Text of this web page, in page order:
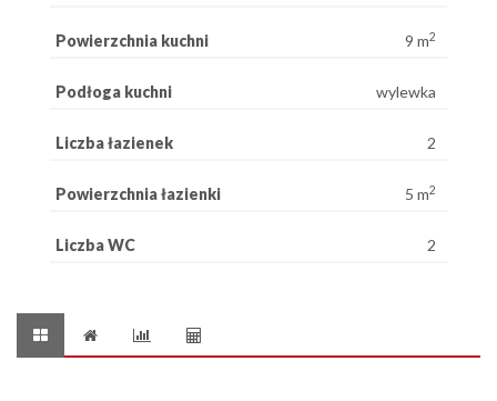
Powierzchnia kuchni 9 m2
Podłoga kuchni wylewka
Liczba łazienek 2
Powierzchnia łazienki 5 m2
Liczba WC 2